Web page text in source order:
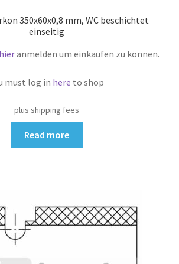
350x60x0,8 mm, WC beschichtet
einseitig
hieranmelden um einkaufen zu können.
must log in here to shop
plus shipping fees
Read more